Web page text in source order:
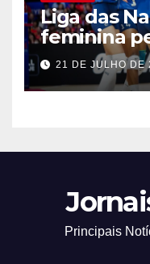
Liga das
feminina
quarta em
21 DE JULHO
Principais